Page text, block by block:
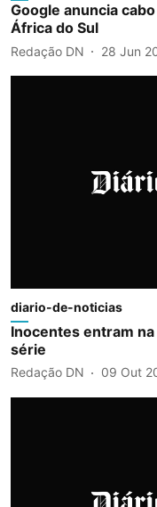
Google anuncia
África do Sul
Redação DN 28 Jun
diario-de-noticias
Inocentes entram
série
Redação DN 09 Out